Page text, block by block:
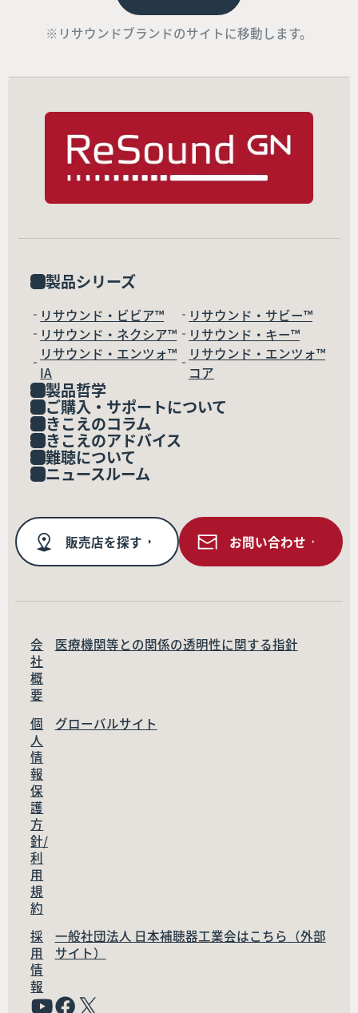
※リサウンドブランドのサイトに移動します。
製品シリーズ
リサウンド・ビビア™
リサウンド・サビー™
リサウンド・ネクシア™
リサウンド・キー™
リサウンド・エンツォ™
IA
リサウンド・エンツォ™
コア
製品哲学
ご購入・サポートについて
きこえのコラム
きこえのアドバイス
難聴について
ニュースルーム
販売店を探す お問い合わせ
会
社
概
要
医療機関等との関係の透明性に関する指針
個
人
情
報
保
護
方
針/
利
用
規
約
グローバルサイト
採
用
情
報
一般社団法人 日本補聴器工業会はこちら（外部
サイト）